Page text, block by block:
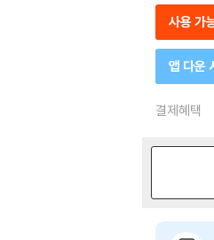
사용 가
앱 다운
결제혜택